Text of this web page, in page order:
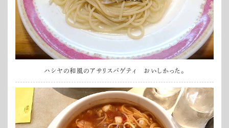
ハシヤの和風のアサリスパゲティ おいしかった。